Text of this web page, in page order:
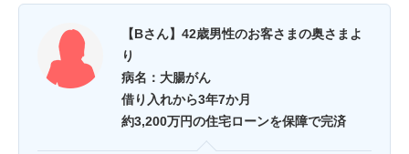
【Bさん】42歳男性のお客さまの奥さまよ
り
病名：大腸がん
借り入れから3年7か月
約3,200万円の住宅ローンを保障で完済